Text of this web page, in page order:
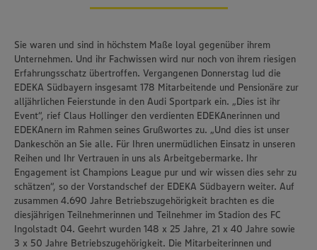
Sie waren und sind in höchstem Maße loyal gegenüber ihrem
Unternehmen. Und ihr Fachwissen wird nur noch von ihrem riesigen
Erfahrungsschatz übertroffen. Vergangenen Donnerstag lud die
EDEKA Südbayern insgesamt 178 Mitarbeitende und Pensionäre zur
alljährlichen Feierstunde in den Audi Sportpark ein. „Dies ist ihr
Event“, rief Claus Hollinger den verdienten EDEKAnerinnen und
EDEKAnern im Rahmen seines Grußwortes zu. „Und dies ist unser
Dankeschön an Sie alle. Für Ihren unermüdlichen Einsatz in unseren
Reihen und Ihr Vertrauen in uns als Arbeitgebermarke. Ihr
Engagement ist Champions League pur und wir wissen dies sehr zu
schätzen“, so der Vorstandschef der EDEKA Südbayern weiter. Auf
zusammen 4.690 Jahre Betriebszugehörigkeit brachten es die
diesjährigen Teilnehmerinnen und Teilnehmer im Stadion des FC
Ingolstadt 04. Geehrt wurden 148 x 25 Jahre, 21 x 40 Jahre sowie
3 x 50 Jahre Betriebszugehörigkeit. Die Mitarbeiterinnen und